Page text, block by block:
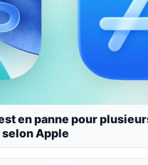
en panne pour
Apple